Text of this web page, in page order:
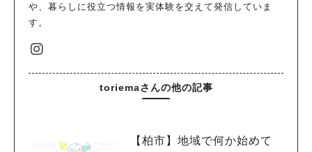
や、暮らしに役立つ情報を実体験を交えて発信していま
す。
toriemaさんの他の記事
【柏市】地域で何か始めて